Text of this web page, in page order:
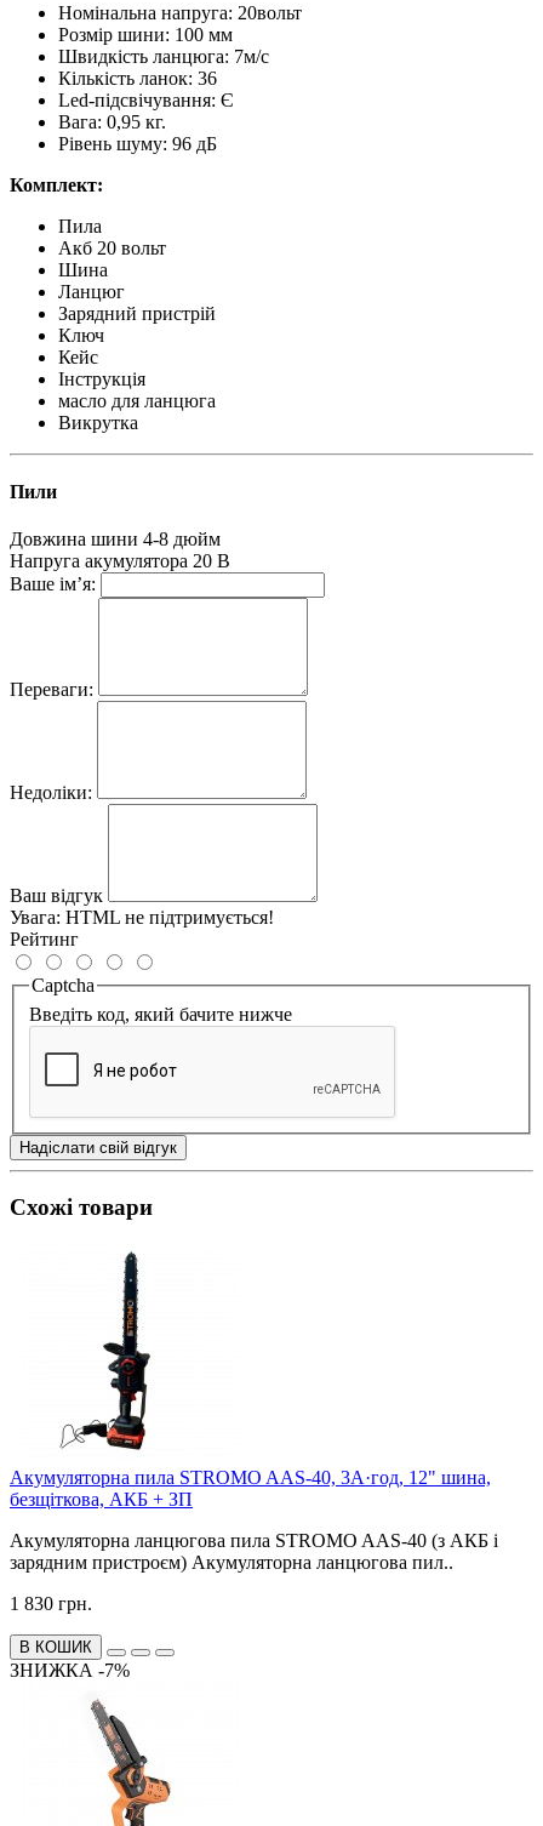
Номінальна напруга: 20вольт
Розмір шини: 100 мм
Швидкість ланцюга: 7м/с
Кількість ланок: 36
Led-підсвічування: Є
Вага: 0,95 кг.
Рівень шуму: 96 дБ
Комплект:
Пила
Акб 20 вольт
Шина
Ланцюг
Зарядний пристрій
Ключ
Кейс
Інструкція
масло для ланцюга
Викрутка
Пили
Довжина шини 4-8 дюйм
Напруга акумулятора 20 В
Ваше ім’я:
Переваги:
Недоліки:
Ваш відгук
Увага: HTML не підтримується!
Рейтинг
Captcha
Введіть код, який бачите нижче
Надіслати свій відгук
Схожі товари
Акумуляторна пила STROMO AAS-40, 3А·год, 12" шина,
безщіткова, АКБ + ЗП
Акумуляторна ланцюгова пила STROMO AAS-40 (з АКБ і
зарядним пристроєм) Акумуляторна ланцюгова пил..
1 830 грн.
В КОШИК
ЗНИЖКА -7%